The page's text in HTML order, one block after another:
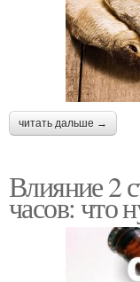
читать дальше →
Влияние 2
часов: что